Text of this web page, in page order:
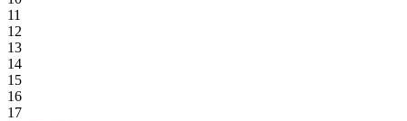
11
12
13
14
15
16
17